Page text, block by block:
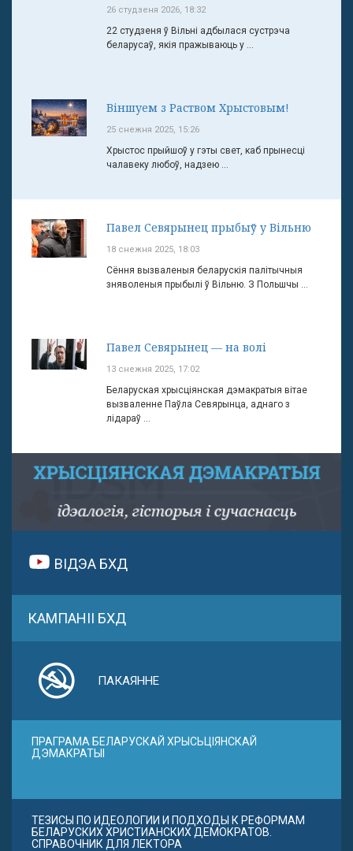
26 студзеня 2026, 18:32
22 студзеня ў Вільні адбылася сустрэча
беларусаў, якія пражываюць у ...
Віншуем з Раством Хрыстовым!
25 снежня 2025, 15:26
Хрыстос прыйшоў у гэты свет, каб прынесці
чалавеку любоў, надзею ...
Павел Севярынец прыбыў у Вільню
18 снежня 2025, 18:03
Сёння вызваленыя беларускія палітычныя
зняволеныя прыбылі ў Вільню. З Польшчы ...
Павел Севярынец — на волі
13 снежня 2025, 17:02
Беларуская хрысціянская дэмакратыя вітае
вызваленне Паўла Севярынца, аднаго з
лідараў ...
ВІДЭА БХД
КАМПАНІІ БХД
ПАКАЯННЕ
ПРАГРАМА БЕЛАРУСКАЙ ХРЫСЬЦІЯНСКАЙ
ДЭМАКРАТЫІ
ТЕЗИСЫ ПО ИДЕОЛОГИИ И ПОДХОДЫ К РЕФОРМАМ
БЕЛАРУСКИХ ХРИСТИАНСКИХ ДЕМОКРАТОВ.
СПРАВОЧНИК ДЛЯ ЛЕКТОРА